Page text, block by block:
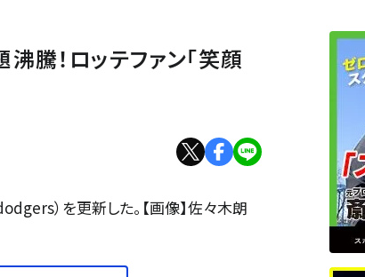
騰！ロッテファン「笑顔
）を更新した。【画像】佐々木朗